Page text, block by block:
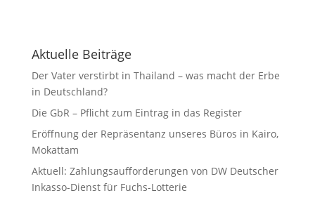
Aktuelle Beiträge
Der Vater verstirbt in Thailand – was macht der Erbe
in Deutschland?
Die GbR – Pflicht zum Eintrag in das Register
Eröffnung der Repräsentanz unseres Büros in Kairo,
Mokattam
Aktuell: Zahlungsaufforderungen von DW Deutscher
Inkasso-Dienst für Fuchs-Lotterie